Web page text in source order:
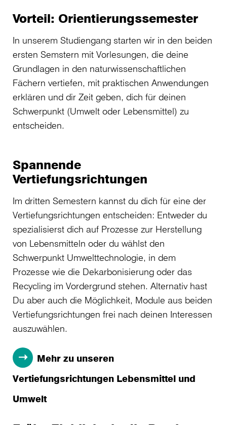
Vorteil: Orientierungssemester
In unserem Studiengang starten wir in den beiden
ersten Semstern mit Vorlesungen, die deine
Grundlagen in den naturwissenschaftlichen
Fächern vertiefen, mit praktischen Anwendungen
erklären und dir Zeit geben, dich für deinen
Schwerpunkt (Umwelt oder Lebensmittel) zu
entscheiden.
Spannende
Vertiefungsrichtungen
Im dritten Semestern kannst du dich für eine der
Vertiefungsrichtungen entscheiden: Entweder du
spezialisierst dich auf Prozesse zur Herstellung
von Lebensmitteln oder du wählst den
Schwerpunkt Umwelttechnologie, in dem
Prozesse wie die Dekarbonisierung oder das
Recycling im Vordergrund stehen. Alternativ hast
Du aber auch die Möglichkeit, Module aus beiden
Vertiefungsrichtungen frei nach deinen Interessen
auszuwählen.
Mehr zu unseren
Vertiefungsrichtungen Lebensmittel und
Umwelt